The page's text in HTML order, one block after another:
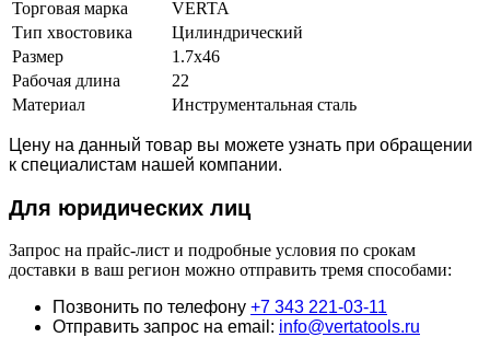
Торговая марка
VERTA
Тип хвостовика
Цилиндрический
Размер
1.7х46
Рабочая длина
22
Материал
Инструментальная сталь
Цену на данный товар вы можете узнать при обращении
к специалистам нашей компании.
Для юридических лиц
Запрос на прайс-лист и подробные условия по срокам
доставки в ваш регион можно отправить тремя способами:
Позвонить по телефону +7 343 221-03-11
Отправить запрос на email: info@vertatools.ru